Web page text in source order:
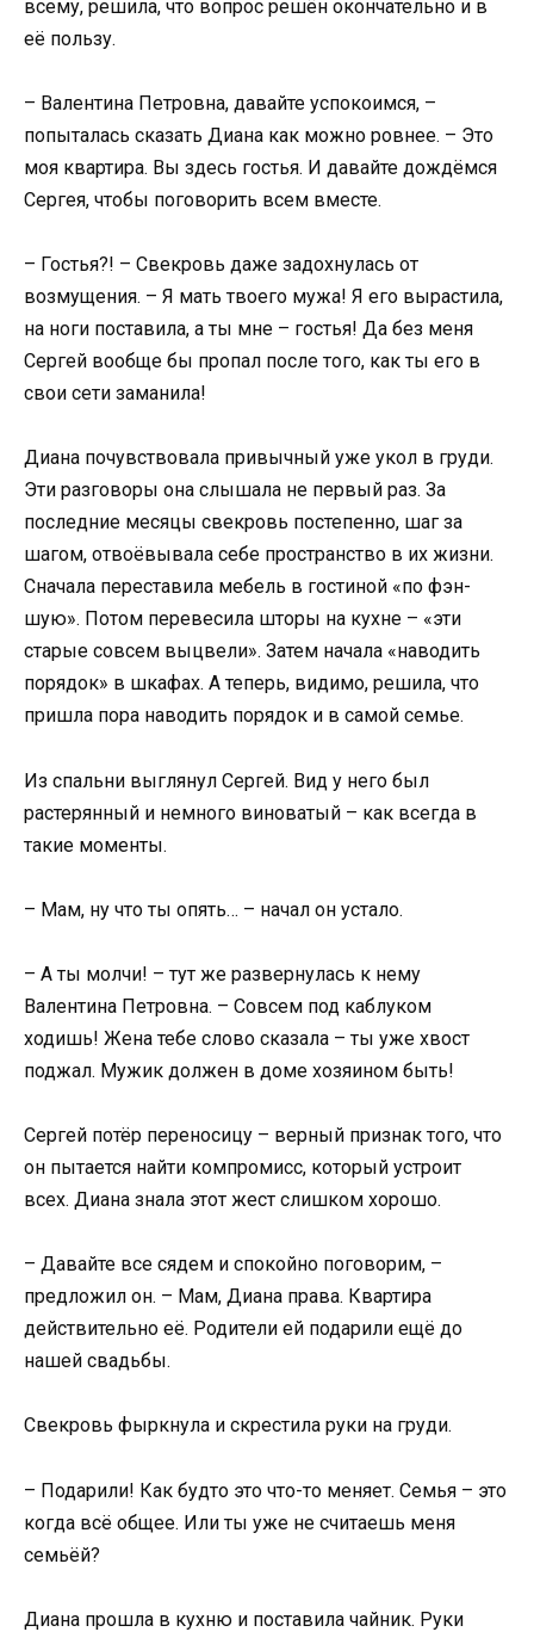
всему, решила, что вопрос решён окончательно и в
её пользу.
– Валентина Петровна, давайте успокоимся, –
попыталась сказать Диана как можно ровнее. – Это
моя квартира. Вы здесь гостья. И давайте дождёмся
Сергея, чтобы поговорить всем вместе.
– Гостья?! – Свекровь даже задохнулась от
возмущения. – Я мать твоего мужа! Я его вырастила,
на ноги поставила, а ты мне – гостья! Да без меня
Сергей вообще бы пропал после того, как ты его в
свои сети заманила!
Диана почувствовала привычный уже укол в груди.
Эти разговоры она слышала не первый раз. За
последние месяцы свекровь постепенно, шаг за
шагом, отвоёвывала себе пространство в их жизни.
Сначала переставила мебель в гостиной «по фэн-
шую». Потом перевесила шторы на кухне – «эти
старые совсем выцвели». Затем начала «наводить
порядок» в шкафах. А теперь, видимо, решила, что
пришла пора наводить порядок и в самой семье.
Из спальни выглянул Сергей. Вид у него был
растерянный и немного виноватый – как всегда в
такие моменты.
– Мам, ну что ты опять… – начал он устало.
– А ты молчи! – тут же развернулась к нему
Валентина Петровна. – Совсем под каблуком
ходишь! Жена тебе слово сказала – ты уже хвост
поджал. Мужик должен в доме хозяином быть!
Сергей потёр переносицу – верный признак того, что
он пытается найти компромисс, который устроит
всех. Диана знала этот жест слишком хорошо.
– Давайте все сядем и спокойно поговорим, –
предложил он. – Мам, Диана права. Квартира
действительно её. Родители ей подарили ещё до
нашей свадьбы.
Свекровь фыркнула и скрестила руки на груди.
– Подарили! Как будто это что-то меняет. Семья – это
когда всё общее. Или ты уже не считаешь меня
семьёй?
Диана прошла в кухню и поставила чайник. Руки